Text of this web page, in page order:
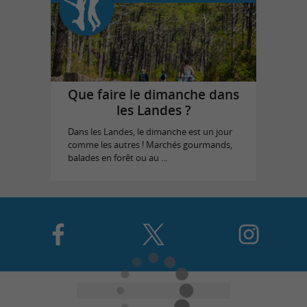
Que faire le dimanche dans
les Landes ?
Dans les Landes, le dimanche est un jour
comme les autres ! Marchés gourmands,
balades en forêt ou au ...